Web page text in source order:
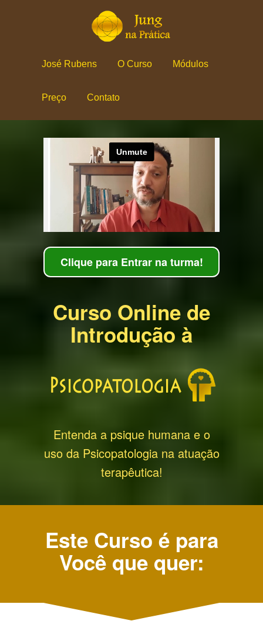
José Rubens O Curso Módulos
Preço Contato
Clique para Entrar na turma!
Curso Online de
Introdução à
Entenda a psique humana e o
uso da Psicopatologia na atuação
terapêutica!
Este Curso é para
Você que quer: